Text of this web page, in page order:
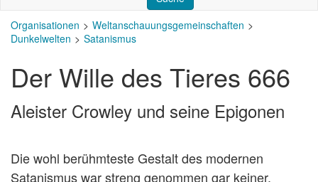
Organisationen
Weltanschauungsgemeinschaften
Dunkelwelten
Satanismus
Der Wille des Tieres 666
Aleister Crowley und seine Epigonen
Die wohl berühmteste Gestalt des modernen
Satanismus war streng genommen gar keiner.